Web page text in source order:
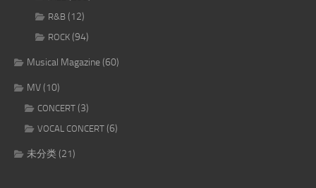
R&B (12)
ROCK (94)
Musical Magazine(60)
MV(10)
CONCERT (3)
VOCAL CONCERT (6)
未分类(21)